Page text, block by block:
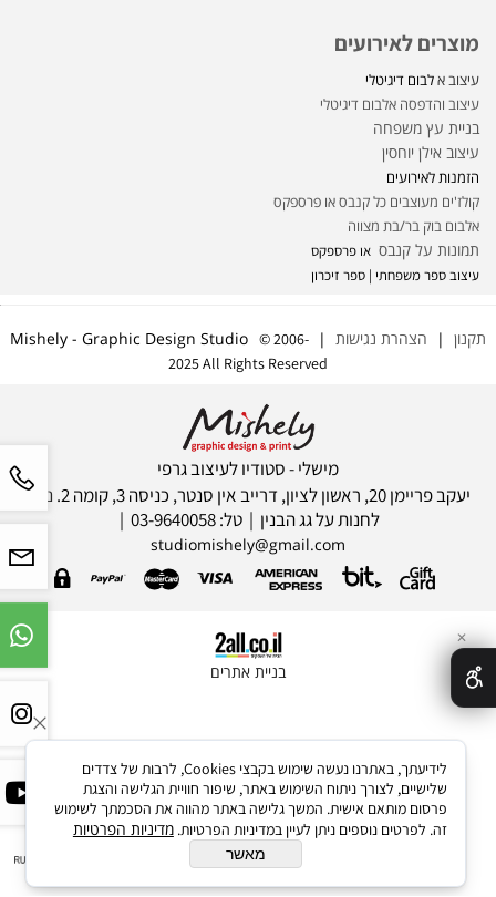
מוצרים לאירועים
עיצוב אלבום דיגיטלי
עיצוב והדפסה אלבום דיגיטלי
בניית עץ משפחה
עיצוב אילן יוחסין
הזמנות לאירועים
קולז'ים מעוצבים כל קנבס או פרספקס
אלבום בוק בר/בת מצווה
תמונות על קנבס או פרספקס
עיצוב ספר משפחתי | ספר זיכרון
תקנון | הצהרת נגישות| Mishely - Graphic Design Studio
© 2006-
2025 All Rights Reserved
מישלי - סטודיו לעיצוב גרפי
יעקב פריימן 20, ראשון לציון, דרייב אין סנטר, כניסה 3, קומה 2. ניתן
לחנות על גג הבנין | טל: 03-9640058 |
studiomishely@gmail.com
בניית אתרים
✕
לידיעתך, באתרנו נעשה שימוש בקבצי Cookies, לרבות של צדדים
שלישיים, לצורך ניתוח השימוש באתר, שיפור חוויית הגלישה והצגת
פרסום מותאם אישית. המשך גלישה באתר מהווה את הסכמתך לשימוש
זה. לפרטים נוספים ניתן לעיין במדיניות הפרטיות. מדיניות הפרטיות
מאשר